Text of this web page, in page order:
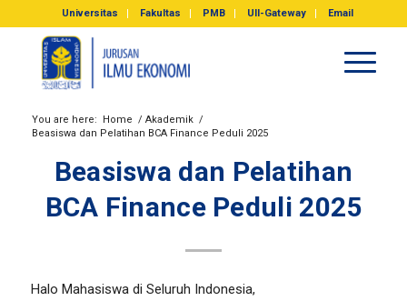
Universitas Fakultas PMB UII-Gateway Email
You are here: Home / Akademik /
Beasiswa dan Pelatihan BCA Finance Peduli 2025
Beasiswa dan Pelatihan
BCA Finance Peduli 2025
Halo Mahasiswa di Seluruh Indonesia,